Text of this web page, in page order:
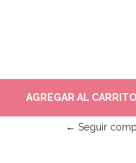
← Seguir